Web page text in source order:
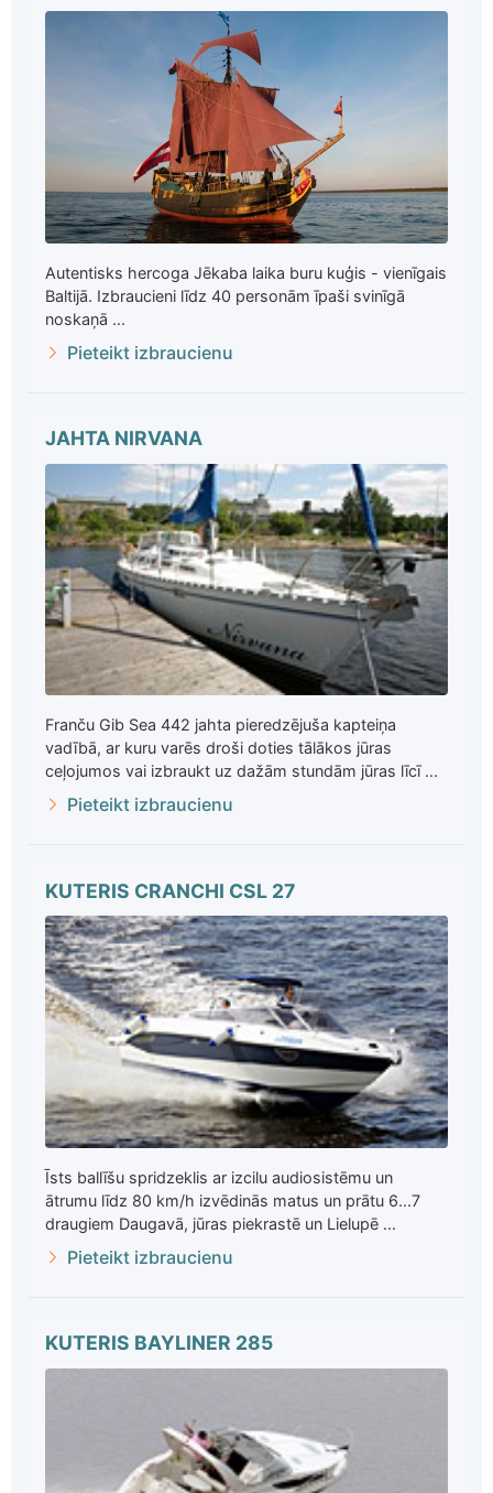
Autentisks hercoga Jēkaba laika buru kuģis - vienīgais
Baltijā. Izbraucieni līdz 40 personām īpaši svinīgā
noskaņā ...
Pieteikt izbraucienu
JAHTA NIRVANA
Franču Gib Sea 442 jahta pieredzējuša kapteiņa
vadībā, ar kuru varēs droši doties tālākos jūras
ceļojumos vai izbraukt uz dažām stundām jūras līcī ...
Pieteikt izbraucienu
KUTERIS CRANCHI CSL 27
Īsts ballīšu spridzeklis ar izcilu audiosistēmu un
ātrumu līdz 80 km/h izvēdinās matus un prātu 6...7
draugiem Daugavā, jūras piekrastē un Lielupē ...
Pieteikt izbraucienu
KUTERIS BAYLINER 285